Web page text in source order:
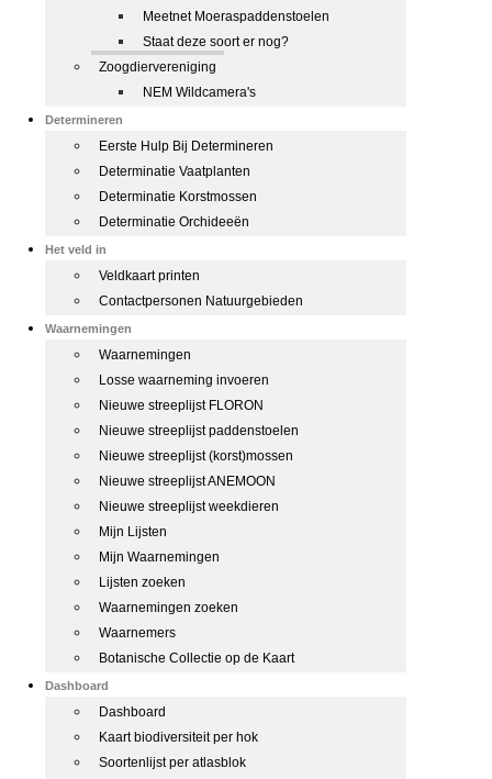
Meetnet Moeraspaddenstoelen
Staat deze soort er nog?
Zoogdiervereniging
NEM Wildcamera's
Determineren
Eerste Hulp Bij Determineren
Determinatie Vaatplanten
Determinatie Korstmossen
Determinatie Orchideeën
Het veld in
Veldkaart printen
Contactpersonen Natuurgebieden
Waarnemingen
Waarnemingen
Losse waarneming invoeren
Nieuwe streeplijst FLORON
Nieuwe streeplijst paddenstoelen
Nieuwe streeplijst (korst)mossen
Nieuwe streeplijst ANEMOON
Nieuwe streeplijst weekdieren
Mijn Lijsten
Mijn Waarnemingen
Lijsten zoeken
Waarnemingen zoeken
Waarnemers
Botanische Collectie op de Kaart
Dashboard
Dashboard
Kaart biodiversiteit per hok
Soortenlijst per atlasblok